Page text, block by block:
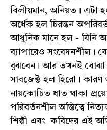
বিলীয়মান, অনিয়ত। এটা
অর্ধেক হল চিরন্তন
আধুনিক মানে হল - যিনি
ব্যাপারেও সংবেদনশীল।
বুঝবেন। আর তখনই
সাবজেক্ট হল হিরো।
নায়কোচিত ধাত থাকা
পরিবর্তনশীল অস্তিত্বে
শিল্পী এবং কবিদের এই